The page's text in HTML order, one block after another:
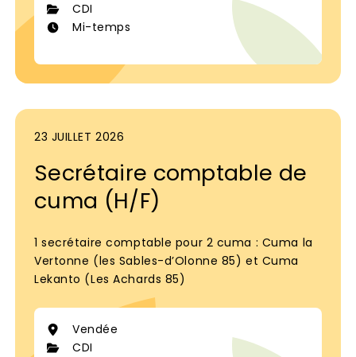
CDI
Mi-temps
23 JUILLET 2026
Secrétaire comptable de
cuma (H/F)
1 secrétaire comptable pour 2 cuma : Cuma la
Vertonne (les Sables-d’Olonne 85) et Cuma
Lekanto (Les Achards 85)
Vendée
CDI